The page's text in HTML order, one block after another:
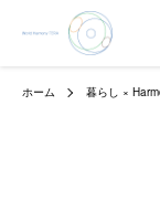
ホーム 暮らし ×